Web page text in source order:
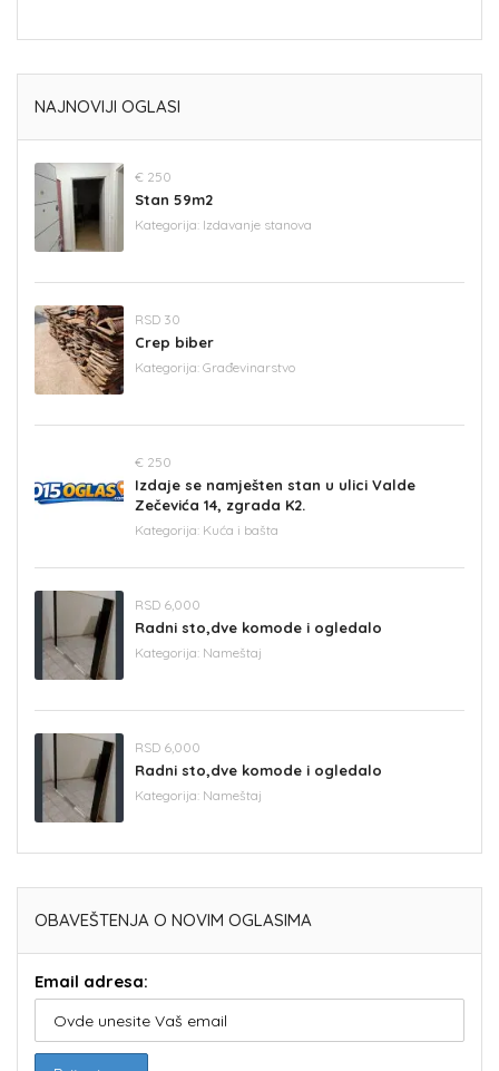
NAJNOVIJI OGLASI
€ 250
Stan 59m2
Kategorija: Izdavanje stanova
RSD 30
Crep biber
Kategorija: Građevinarstvo
€ 250
Izdaje se namješten stan u ulici Valde
Zečevića 14, zgrada K2.
Kategorija: Kuća i bašta
RSD 6,000
Radni sto,dve komode i ogledalo
Kategorija: Nameštaj
RSD 6,000
Radni sto,dve komode i ogledalo
Kategorija: Nameštaj
OBAVEŠTENJA O NOVIM OGLASIMA
Email adresa: